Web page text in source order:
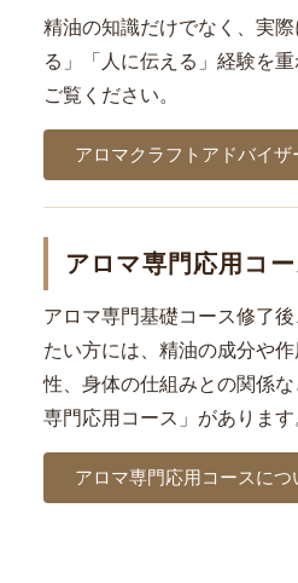
精油の知識だけでなく、実
る」「人に伝える」経験を
ご覧ください。
アロマクラフトアドバイザ
アロマ専門応用コ
アロマ専門基礎コース修了
たい方には、精油の成分や
性、身体の仕組みとの関係
専門応用コース」があります
アロマ専門応用コースにつ